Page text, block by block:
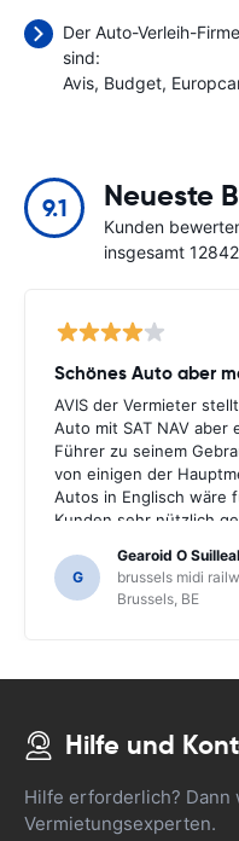
Der Auto-Verleih-
sind:
Avis Budget
9.1 Neueste
Kunden
insgesamt
Schönes Auto aber
AVIS der Vermieter
Auto mit SAT NAV aber
Führer zu seinem
von einigen der
Autos in Englisch wäre
Kunden sehr nützlich
zur Führung fragen und
hätten wir die
nicht herausgefunden.
G
Gearoid O
brussels midi
Brussels, BE
Hilfe und
Hilfe erforderlich? Dann
Vermietungsexperten.